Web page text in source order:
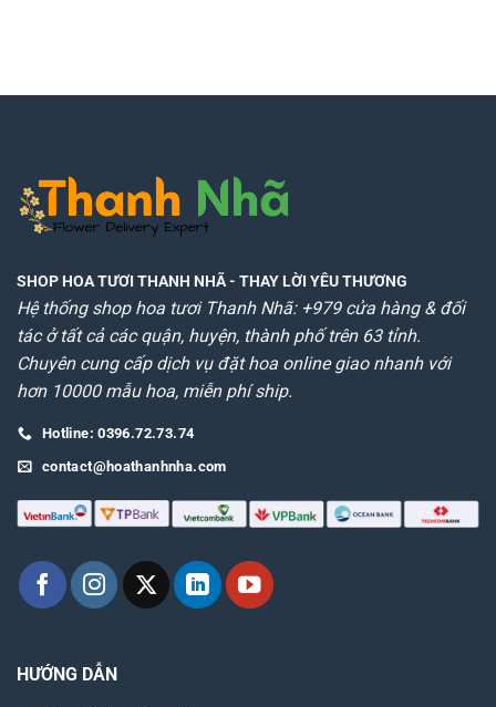
SHOP HOA TƯƠI THANH NHÃ- THAY LỜI YÊU THƯƠNG
Hệ thống shop hoa tươi Thanh Nhã: +979 cửa hàng & đối
tác ở tất cả các quận, huyện, thành phố trên 63 tỉnh.
Chuyên cung cấp dịch vụ đặt hoa online giao nhanh với
hơn 10000 mẫu hoa, miễn phí ship.
Hotline: 0396.72.73.74
contact@hoathanhnha.com
HƯỚNG DẪN